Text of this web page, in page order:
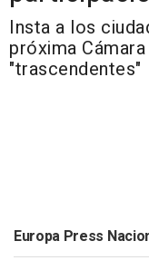
Insta a los
próxima
"trascendentes"
Europa Press